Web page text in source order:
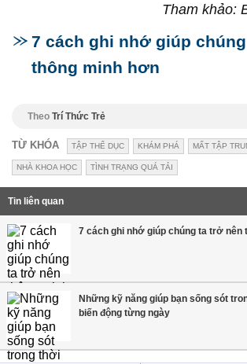
Tham khảo:
7 cách ghi nhớ giúp
thông minh hơn
Theo Trí Thức Trẻ
TỪ KHÓA TẬP THỂ DỤC KHÁM PHÁ MẤT TẬP
NHÀ KHOA HỌC TÌNH TRẠNG QUÁ TẢI
Tin liên quan
7 cách ghi nhớ giúp chúng ta trở nên
Những kỹ năng giúp bạn sống sót
biến động từng ngày